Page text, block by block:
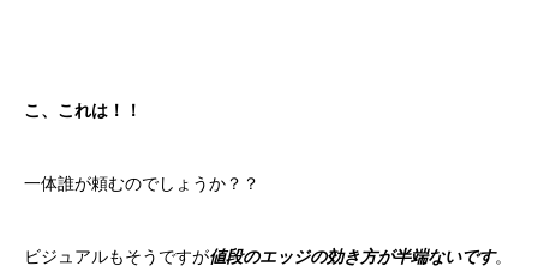
こ、これは！！
一体誰が頼むのでしょうか？？
ビジュアルもそうですが値段のエッジの効き方が半端ないです。